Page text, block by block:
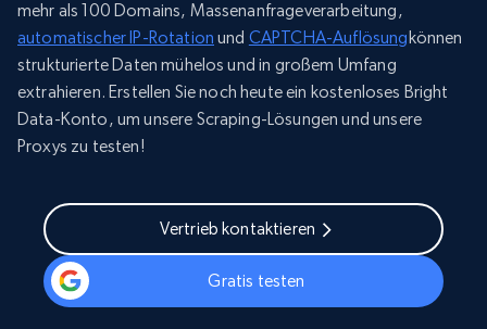
mehr als 100 Domains, Massenanfrageverarbeitung,
automatischer IP-Rotation und CAPTCHA-Auflösungkönnen
strukturierte Daten mühelos und in großem Umfang
extrahieren. Erstellen Sie noch heute ein kostenloses Bright
Data-Konto, um unsere Scraping-Lösungen und unsere
Proxys zu testen!
Vertrieb kontaktieren
Gratis testen